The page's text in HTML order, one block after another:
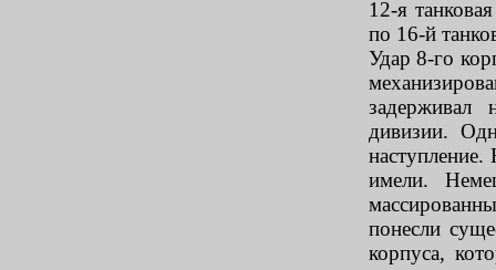
12-я
по 16-й
Удар 8-го
задерживал
дивизии.
имели.
понесли
корпуса,